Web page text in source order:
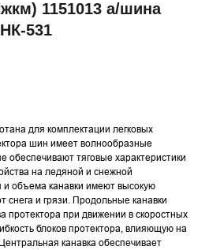
1151013 а/шина
531
для комплектации легковых
шин имеет волнообразные
обеспечивают тяговые характеристики
на ледяной и снежной
объема канавки имеют высокую
снега и грязи. Продольные канавки
протектора при движении в скоростных
блоков протектора, влияющую на
канавка обеспечивает